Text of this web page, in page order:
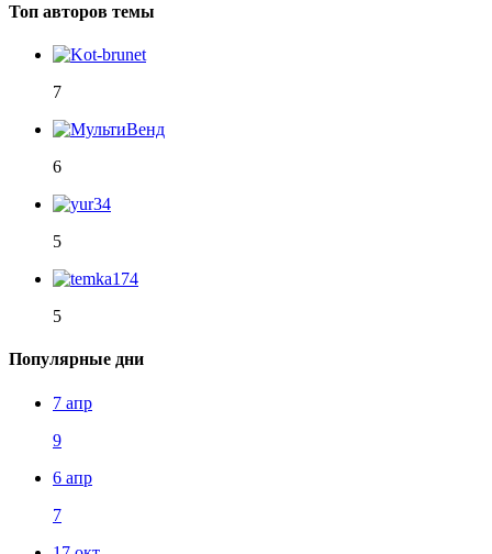
Топ авторов темы
7
6
5
5
Популярные дни
7 апр
9
6 апр
7